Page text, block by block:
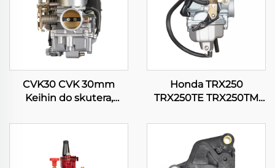
CVK30 CVK 30mm
Keihin do skutera,
gaźnik silnikowy
Honda TRX250
TRX250TE TRX250TM
ES Gaźnik silnika ATV
quada